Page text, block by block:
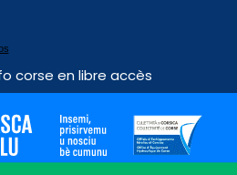
corse en libre accès